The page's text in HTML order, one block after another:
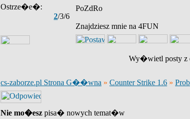
Ostrze�e�:
2/3/6
PoZdRo
Znajdziesz mnie na 4FUN
Wy�wietl posty z
cs-zaborze.pl Strona G��wna » Counter Strike 1.6 »
Nie mo�esz pisa� nowych temat�w